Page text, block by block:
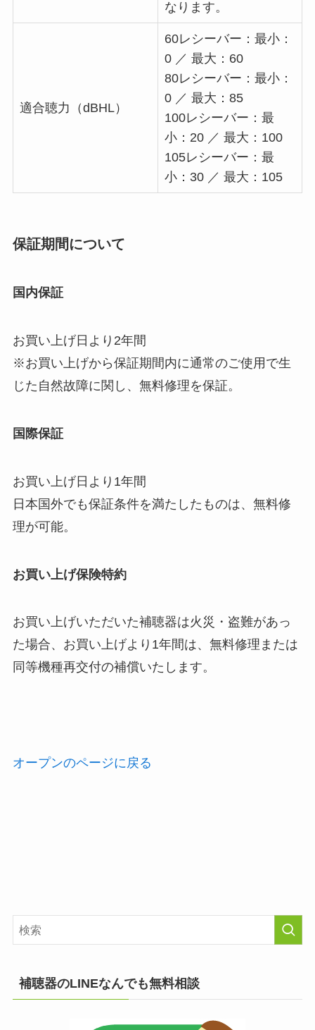
なります。
適合聴力（dBHL）
60レシーバー：最小：
0 ／ 最大：60
80レシーバー：最小：
0 ／ 最大：85
100レシーバー：最
小：20 ／ 最大：100
105レシーバー：最
小：30 ／ 最大：105
保証期間について
国内保証
お買い上げ日より2年間
※お買い上げから保証期間内に通常のご使用で生
じた自然故障に関し、無料修理を保証。
国際保証
お買い上げ日より1年間
日本国外でも保証条件を満たしたものは、無料修
理が可能。
お買い上げ保険特約
お買い上げいただいた補聴器は火災・盗難があっ
た場合、お買い上げより1年間は、無料修理または
同等機種再交付の補償いたします。
オープンのページに戻る
補聴器のLINEなんでも無料相談